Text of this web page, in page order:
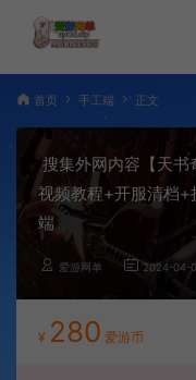
首页 手工端 正文
搜集外网内容【天书
视频教程+开服清档
端
爱游网单 2024-04-
¥ 280 爱游币